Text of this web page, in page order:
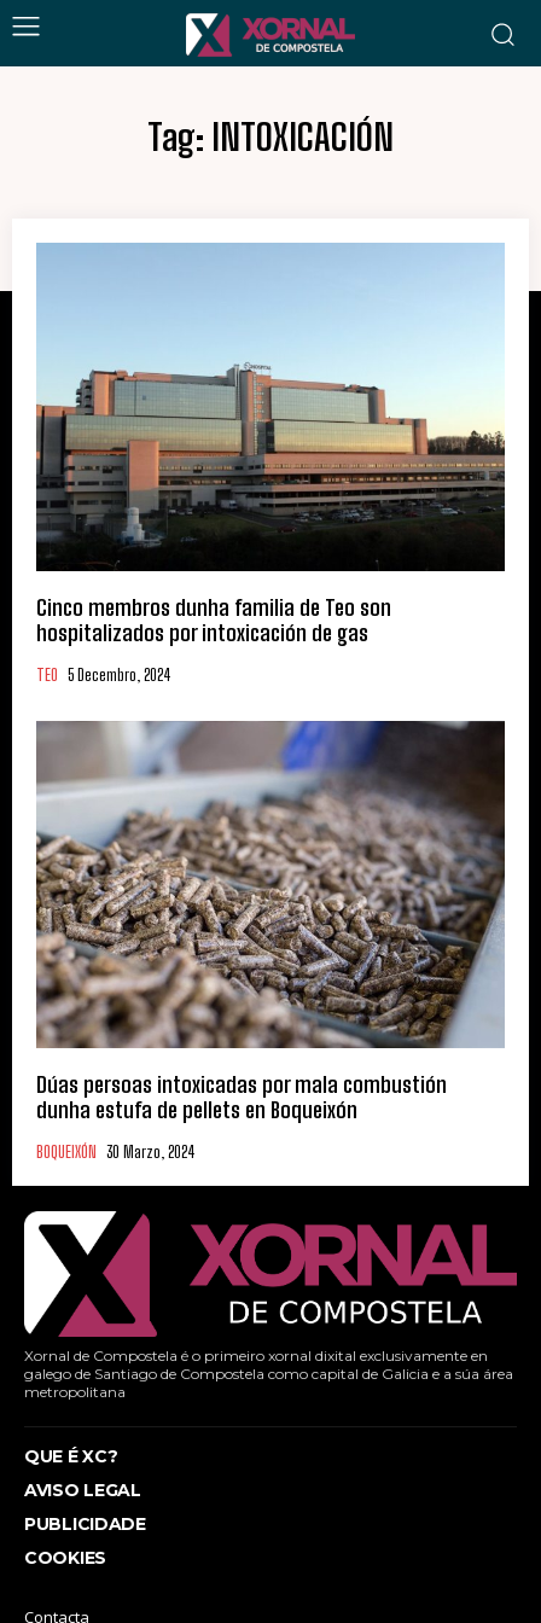
Tag: INTOXICACIÓN
Cinco membros dunha familia de Teo son
hospitalizados por intoxicación de gas
TEO 5 Decembro, 2024
Dúas persoas intoxicadas por mala combustión
dunha estufa de pellets en Boqueixón
BOQUEIXÓN 30 Marzo, 2024
Xornal de Compostela é o primeiro xornal dixital exclusivamente en
galego de Santiago de Compostela como capital de Galicia e a súa área
metropolitana
QUE É XC?
AVISO LEGAL
PUBLICIDADE
COOKIES
Contacta